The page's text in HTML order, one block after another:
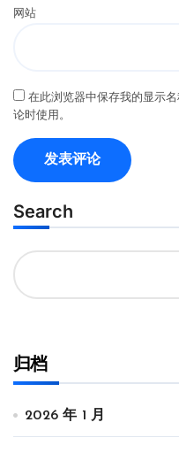
网站
在此浏览器中保存我的显示
论时使用。
Search
归档
2026 年 1 月